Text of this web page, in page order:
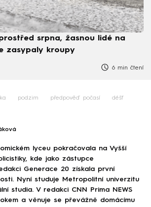
srpna, žasnou lidé na
zasypaly kroupy
6 min čtení
podzim předpověď počasí déšť
lyceu pokračovala na Vyšší
kde jako zástupce
Generace 20 získala první
Nyní studuje Metropolitní univerzitu
studia. V redakci CNN Prima NEWS
a věnuje se převážně domácímu